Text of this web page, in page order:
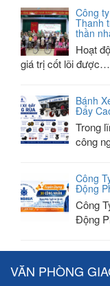
Công
Thanh
thần
Hoạt
giá trị cốt lõi được…
Bánh
Đẩy
Trong
công
Công
Động
Công
Động
VĂN PHÒNG